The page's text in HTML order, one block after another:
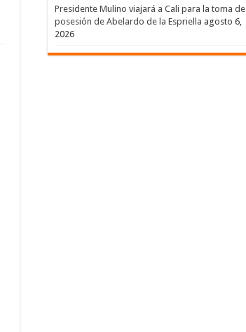
Presidente Mulino viajará a Cali para la toma de
posesión de Abelardo de la Espriella agosto 6,
2026